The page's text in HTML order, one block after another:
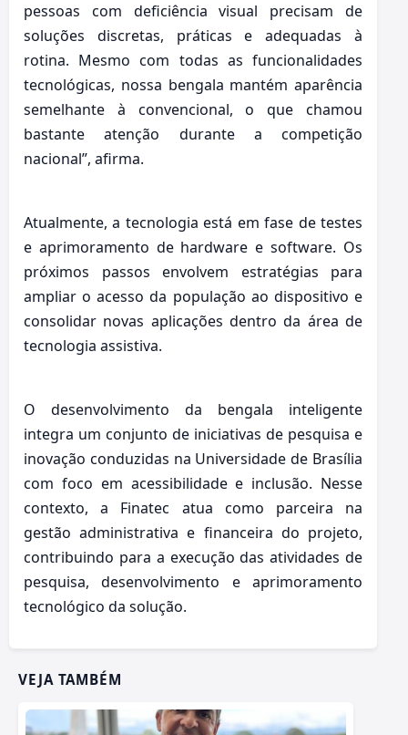
pessoas com deficiência visual precisam de
soluções discretas, práticas e adequadas à
rotina. Mesmo com todas as funcionalidades
tecnológicas, nossa bengala mantém aparência
semelhante à convencional, o que chamou
bastante atenção durante a competição
nacional”, afirma.
Atualmente, a tecnologia está em fase de testes
e aprimoramento de hardware e software. Os
próximos passos envolvem estratégias para
ampliar o acesso da população ao dispositivo e
consolidar novas aplicações dentro da área de
tecnologia assistiva.
O desenvolvimento da bengala inteligente
integra um conjunto de iniciativas de pesquisa e
inovação conduzidas na Universidade de Brasília
com foco em acessibilidade e inclusão. Nesse
contexto, a Finatec atua como parceira na
gestão administrativa e financeira do projeto,
contribuindo para a execução das atividades de
pesquisa, desenvolvimento e aprimoramento
tecnológico da solução.
VEJA TAMBÉM